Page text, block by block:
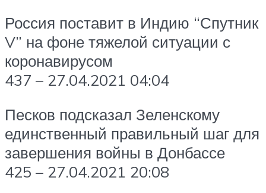
Россия поставит в Индию “Спутник
V” на фоне тяжелой ситуации с
коронавирусом
437 – 27.04.2021 04:04
Песков подсказал Зеленскому
единственный правильный шаг для
завершения войны в Донбассе
425 – 27.04.2021 20:08